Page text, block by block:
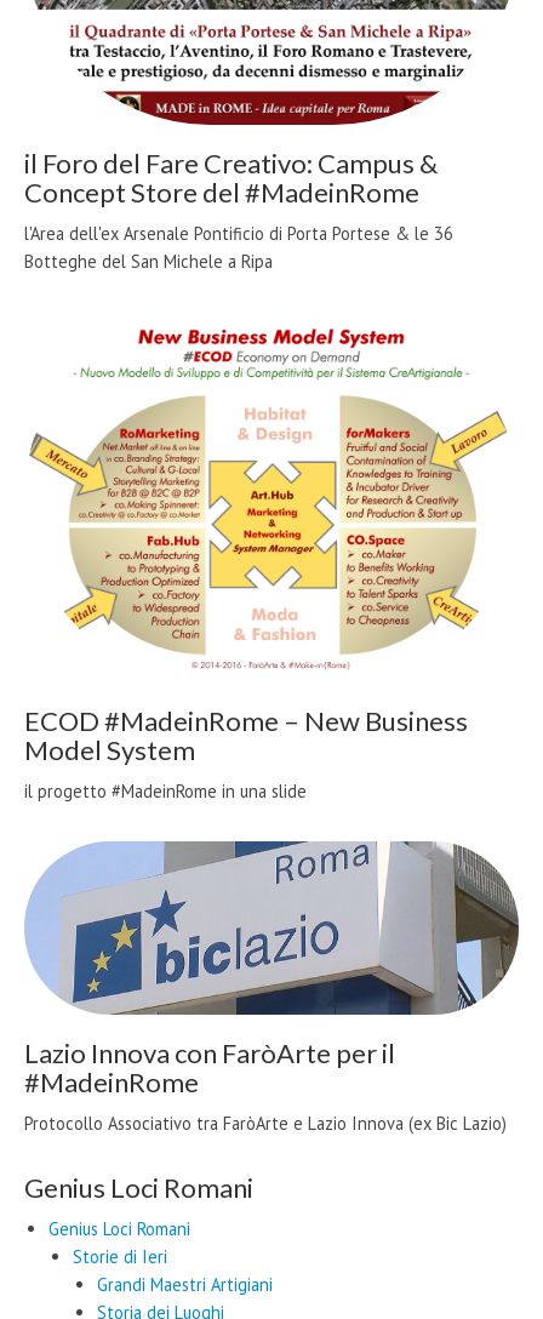
il Foro del Fare Creativo: Campus &
Concept Store del #MadeinRome
l'Area dell'ex Arsenale Pontificio di Porta Portese & le 36
Botteghe del San Michele a Ripa
ECOD #MadeinRome – New Business
Model System
il progetto #MadeinRome in una slide
Lazio Innova con FaròArte per il
#MadeinRome
Protocollo Associativo tra FaròArte e Lazio Innova (ex Bic Lazio)
Genius Loci Romani
Genius Loci Romani
Storie di Ieri
Grandi Maestri Artigiani
Storia dei Luoghi